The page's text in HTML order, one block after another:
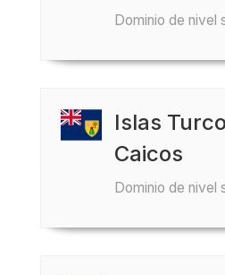
Dominio de nivel
Islas
Caicos
Dominio de nivel